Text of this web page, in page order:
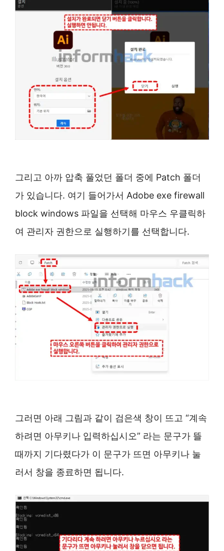
그리고 아까 압축 풀었던 폴더 중에 Patch 폴더
가 있습니다. 여기 들어가서 Adobe exe firewall
block windows 파일을 선택해 마우스 우클릭하
여 관리자 권한으로 실행하기를 선택합니다.
그러면 아래 그림과 같이 검은색 창이 뜨고 “계속
하려면 아무키나 입력하십시오” 라는 문구가 뜰
때까지 기다렸다가 이 문구가 뜨면 아무키나 눌
러서 창을 종료하면 됩니다.